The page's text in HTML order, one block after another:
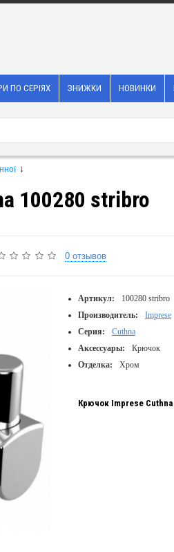
ПО СЕРІЯХ ЗНИЖКИ НОВИНКИ
↓
100280 stribro
0 отзывов
Артикул:
100280 stribro
Производитель:
Imprese
Серия:
Cuthna
Аксессуары:
Крючок
Отделка:
Хром
Крючок Imprese